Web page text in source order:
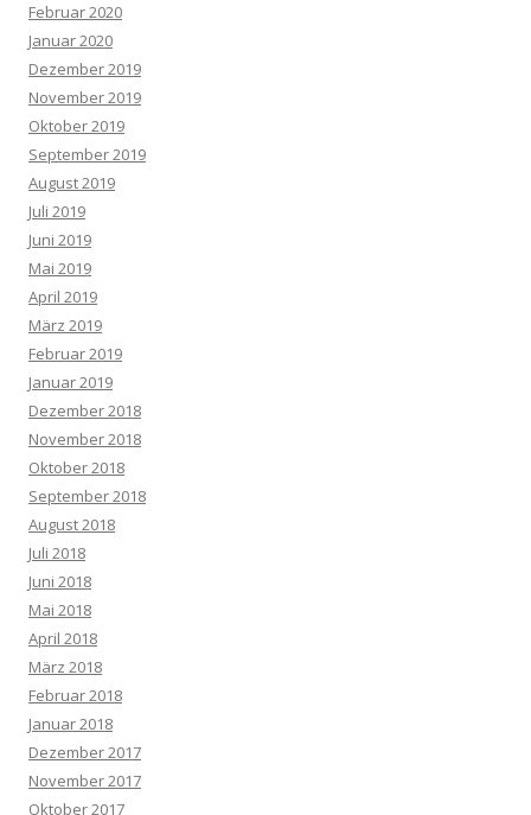
Februar 2020
Januar 2020
Dezember 2019
November 2019
Oktober 2019
September 2019
August 2019
Juli 2019
Juni 2019
Mai 2019
April 2019
März 2019
Februar 2019
Januar 2019
Dezember 2018
November 2018
Oktober 2018
September 2018
August 2018
Juli 2018
Juni 2018
Mai 2018
April 2018
März 2018
Februar 2018
Januar 2018
Dezember 2017
November 2017
Oktober 2017